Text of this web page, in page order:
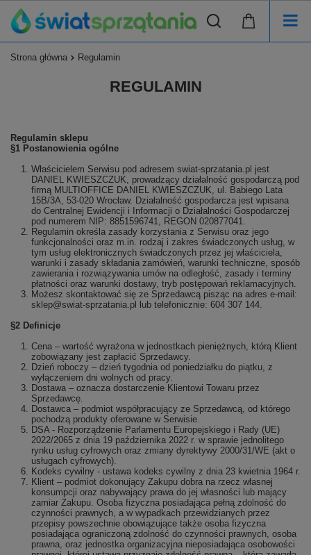
Strona główna Regulamin
REGULAMIN
Regulamin sklepu
§1 Postanowienia ogólne
Właścicielem Serwisu pod adresem swiat-sprzatania.pl jest
DANIEL KWIESZCZUK, prowadzący działalność gospodarczą pod
firmą MULTIOFFICE DANIEL KWIESZCZUK, ul. Babiego Lata
15B/3A, 53-020 Wrocław. Działalność gospodarcza jest wpisana
do Centralnej Ewidencji i Informacji o Działalności Gospodarczej
pod numerem NIP: 8851596741, REGON 020877041.
Regulamin określa zasady korzystania z Serwisu oraz jego
funkcjonalności oraz m.in. rodzaj i zakres świadczonych usług, w
tym usług elektronicznych świadczonych przez jej właściciela,
warunki i zasady składania zamówień, warunki techniczne, sposób
zawierania i rozwiązywania umów na odległość, zasady i terminy
płatności oraz warunki dostawy, tryb postępowań reklamacyjnych.
Możesz skontaktować się ze Sprzedawcą pisząc na adres e-mail:
sklep@swiat-sprzatania.pl lub telefonicznie: 604 307 144.
§2 Definicje
Cena – wartość wyrażona w jednostkach pieniężnych, którą Klient
zobowiązany jest zapłacić Sprzedawcy.
Dzień roboczy – dzień tygodnia od poniedziałku do piątku, z
wyłączeniem dni wolnych od pracy.
Dostawa – oznacza dostarczenie Klientowi Towaru przez
Sprzedawcę.
Dostawca – podmiot współpracujący ze Sprzedawcą, od którego
pochodzą produkty oferowane w Serwisie.
DSA - Rozporządzenie Parlamentu Europejskiego i Rady (UE)
2022/2065 z dnia 19 października 2022 r. w sprawie jednolitego
rynku usług cyfrowych oraz zmiany dyrektywy 2000/31/WE (akt o
usługach cyfrowych).
Kodeks cywilny - ustawa kodeks cywilny z dnia 23 kwietnia 1964 r.
Klient – podmiot dokonujący Zakupu dobra na rzecz własnej
konsumpcji oraz nabywający prawa do jej własności lub mający
zamiar Zakupu. Osoba fizyczna posiadająca pełną zdolność do
czynności prawnych, a w wypadkach przewidzianych przez
przepisy powszechnie obowiązujące także osoba fizyczna
posiadająca ograniczoną zdolność do czynności prawnych, osoba
prawna, oraz jednostka organizacyjna nieposiadająca osobowości